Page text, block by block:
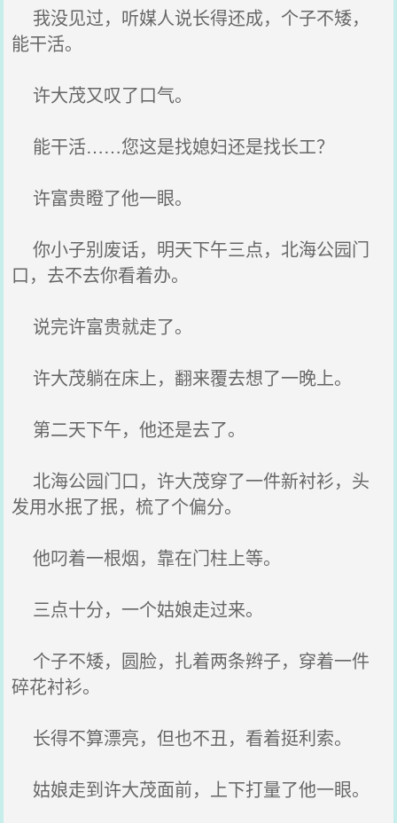
我没见过，听媒人说长得还成，个子不矮，
能干活。
许大茂又叹了口气。
能干活……您这是找媳妇还是找长工？
许富贵瞪了他一眼。
你小子别废话，明天下午三点，北海公园门
口，去不去你看着办。
说完许富贵就走了。
许大茂躺在床上，翻来覆去想了一晚上。
第二天下午，他还是去了。
北海公园门口，许大茂穿了一件新衬衫，头
发用水抿了抿，梳了个偏分。
他叼着一根烟，靠在门柱上等。
三点十分，一个姑娘走过来。
个子不矮，圆脸，扎着两条辫子，穿着一件
碎花衬衫。
长得不算漂亮，但也不丑，看着挺利索。
姑娘走到许大茂面前，上下打量了他一眼。